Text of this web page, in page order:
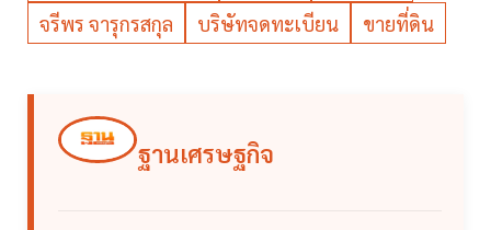
จรีพร จารุกรสกุล
บริษัทจดทะเบียน ขายที่ดิน
ฐานเศรษฐกิจ